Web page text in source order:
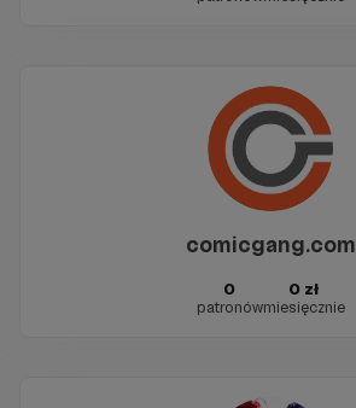
comicgang.com
0
patronów
0 zł
miesięcznie